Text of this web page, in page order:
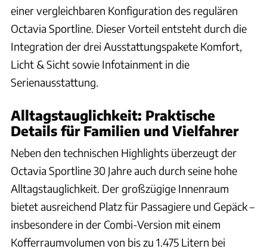
einer vergleichbaren Konfiguration des regulären
Octavia Sportline. Dieser Vorteil entsteht durch die
Integration der drei Ausstattungspakete Komfort,
Licht & Sicht sowie Infotainment in die
Serienausstattung.
Alltagstauglichkeit: Praktische
Details für Familien und Vielfahrer
Neben den technischen Highlights überzeugt der
Octavia Sportline 30 Jahre auch durch seine hohe
Alltagstauglichkeit. Der großzügige Innenraum
bietet ausreichend Platz für Passagiere und Gepäck –
insbesondere in der Combi-Version mit einem
Kofferraumvolumen von bis zu 1.475 Litern bei